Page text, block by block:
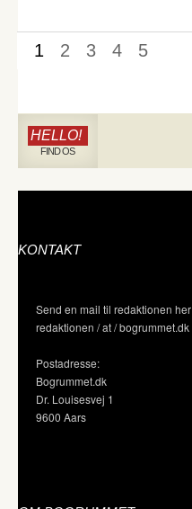
1 2 3 4 5
HELLO!
FIND OS
KONTAKT
Send en mail til redaktionen her
redaktionen / at / bogrummet.dk
Postadresse:
Bogrummet.dk
Dr. Louisesvej 1
9600 Aars